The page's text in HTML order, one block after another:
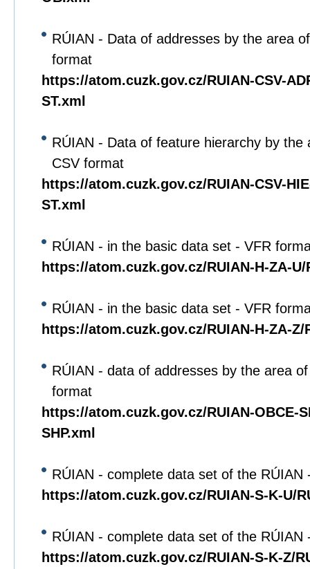
RÚIAN - Data of addresses by the area
format
https://atom.cuzk.gov.cz/RUIAN-CSV-
ST.xml
RÚIAN - Data of feature hierarchy by the
CSV format
https://atom.cuzk.gov.cz/RUIAN-CSV-
ST.xml
RÚIAN - in the basic data set - VFR
https://atom.cuzk.gov.cz/RUIAN-H-ZA-U/
RÚIAN - in the basic data set - VFR
https://atom.cuzk.gov.cz/RUIAN-H-ZA-Z/
RÚIAN - data of addresses by the area
format
https://atom.cuzk.gov.cz/RUIAN-OBCE-
SHP.xml
RÚIAN - complete data set of the RÚIAN
https://atom.cuzk.gov.cz/RUIAN-S-K-U/
RÚIAN - complete data set of the RÚIAN
https://atom.cuzk.gov.cz/RUIAN-S-K-Z/